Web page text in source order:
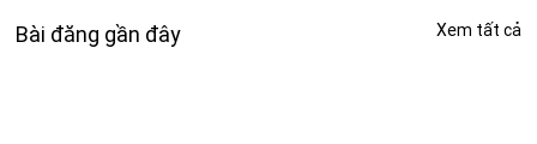
Bài đăng gần đây Xem tất cả